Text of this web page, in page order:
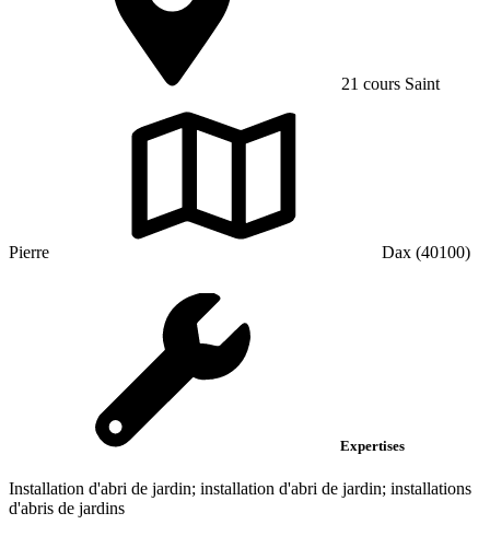
21 cours Saint
Pierre Dax (40100)
Expertises
Installation d'abri de jardin; installation d'abri de jardin; installations
d'abris de jardins